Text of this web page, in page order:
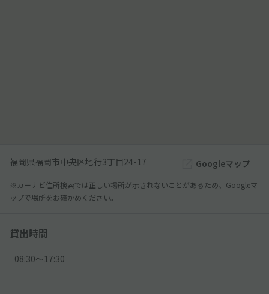
福岡県福岡市中央区地行3丁目24-17 Googleマップ
※カーナビ住所検索では正しい場所が示されないことがあるため、Googleマ
ップで場所をお確かめください。
貸出時間
08:30〜17:30